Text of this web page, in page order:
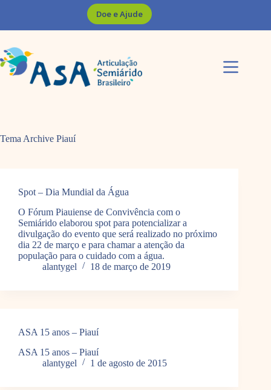
Doe e Ajude
Tema Archive Piauí
Spot – Dia Mundial da Água
O Fórum Piauiense de Convivência com o
Semiárido elaborou spot para potencializar a
divulgação do evento que será realizado no próximo
dia 22 de março e para chamar a atenção da
população para o cuidado com a água.
alantygel
18 de março de 2019
ASA 15 anos – Piauí
ASA 15 anos – Piauí
alantygel
1 de agosto de 2015